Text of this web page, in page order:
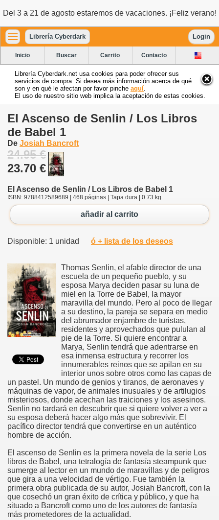
Del 3 a 21 de agosto estaremos de vacaciones. ¡Feliz verano!
Librería Cyberdark Login
Inicio Buscar Carrito Contacto
Librería Cyberdark.net usa cookies para poder ofrecer sus
servicios de compra. Si desea más información acerca de qué
son y en qué le afectan por favor pinche aquí
El uso de nuestro sitio web implica la aceptación de estas cookies.
El Ascenso de Senlin / Los Libros
de Babel 1
De Josiah Bancroft
24.95 €
23.70 €
El Ascenso de Senlin / Los Libros de Babel 1
ISBN: 9788412589689 | 468 páginas | Tapa dura | 0.73 kg
añadir al carrito
Disponible: 1 unidad ó + lista de los deseos
Thomas Senlin, el afable director de una
escuela de un pequeño pueblo, y su
esposa Marya deciden pasar su luna de
miel en la Torre de Babel, la mayor
maravilla del mundo. Pero al poco de llegar
a su destino, la pareja se separa en medio
del abrumador enjambre de turistas,
residentes y aprovechados que pululan al
pie de la Torre. Si quiere encontrar a
Marya, Senlin tendrá que adentrarse en
esa inmensa estructura y recorrer los
innumerables reinos que se apilan en su
interior unos sobre otros como las capas de
un pastel. Un mundo de genios y tiranos, de aeronaves y
máquinas de vapor, de animales inusuales y de artilugios
misteriosos, donde acechan las traiciones y los asesinos.
Senlin no tardará en descubrir que si quiere volver a ver a
su esposa deberá hacer algo más que sobrevivir. El
pacífico director tendrá que convertirse en un auténtico
hombre de acción.
El ascenso de Senlin es la primera novela de la serie Los
libros de Babel, una tetralogía de fantasía steampunk que
sumerge al lector en un mundo de maravillas y de peligros
que gira a una velocidad de vértigo. Fue también la
primera obra publicada de su autor, Josiah Bancroft, con la
que cosechó un gran éxito de crítica y público, y que ha
situado a Bancroft como uno de los autores de fantasía
más prometedores de la actualidad.